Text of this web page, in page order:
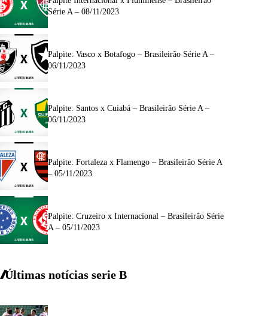
Série A – 08/11/2023
Palpite: Vasco x Botafogo – Brasileirão Série A –
06/11/2023
Palpite: Santos x Cuiabá – Brasileirão Série A –
06/11/2023
Palpite: Fortaleza x Flamengo – Brasileirão Série A
– 05/11/2023
Palpite: Cruzeiro x Internacional – Brasileirão Série
A – 05/11/2023
Últimas notícias serie B